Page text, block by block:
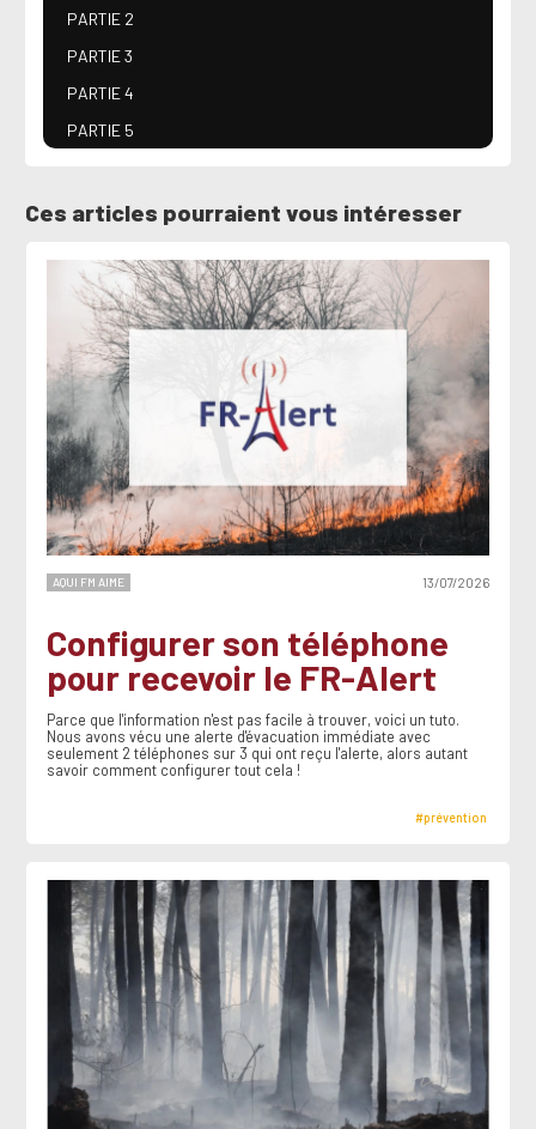
PARTIE 2
PARTIE 3
PARTIE 4
PARTIE 5
Ces articles pourraient vous intéresser
AQUI FM AIME 13/07/2026
Configurer son téléphone
pour recevoir le FR-Alert
Parce que l'information n'est pas facile à trouver, voici un tuto.
Nous avons vécu une alerte d'évacuation immédiate avec
seulement 2 téléphones sur 3 qui ont reçu l'alerte, alors autant
savoir comment configurer tout cela !
#prévention